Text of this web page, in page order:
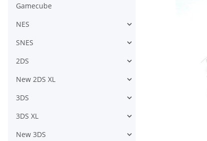
Gamecube
NES
SNES
2DS
New 2DS XL
3DS
3DS XL
New 3DS